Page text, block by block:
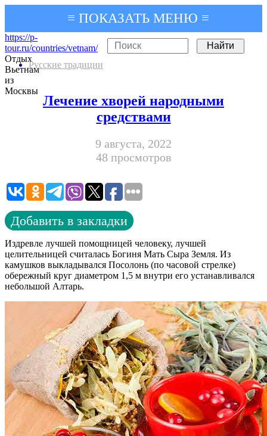
≡ ПОКАЗАТЬ МЕНЮ ≡
https://p-
tour.ru/countries/vetnam/
Отдых
Вьетнам
из
Москвы
Русские традиции
Лечение хворей народными
средствами
9 августа, 2022
48 просмотров
Добавить в закладки
Издревле лучшей помощницей человеку, лучшей
целительницей считалась Богиня Мать Сыра Земля. Из
камушков выкладывался Посолонь (по часовой стрелке)
обережный круг диаметром 1,5 м внутри его устанавливался
небольшой Алтарь.